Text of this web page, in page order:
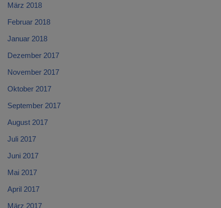
März 2018
Februar 2018
Januar 2018
Dezember 2017
November 2017
Oktober 2017
September 2017
August 2017
Juli 2017
Juni 2017
Mai 2017
April 2017
März 2017